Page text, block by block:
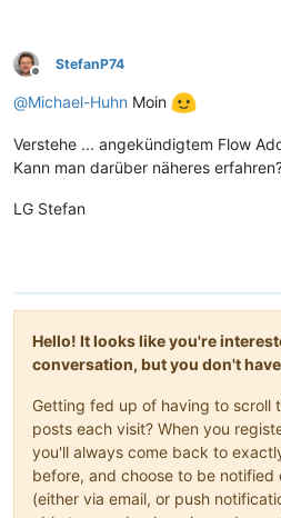
Offline
StefanP74
@Michael-Huhn Moin
Verstehe ... angekündigtem Flow
Kann man darüber näheres
LG Stefan
Hello! It looks like you're
conversation, but you don't
Getting fed up of having to scroll
posts each visit? When you
you'll always come back to
before, and choose to be notified
(either via email, or push